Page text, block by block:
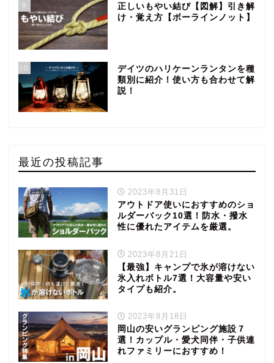
9
正しいもやい結び【図解】引き解
け・覚え方【ボーラインノット】
10
デイツのハリケーンランタンを種
類別に紹介！使い方も合わせて解
説！
最近の投稿記事
2023年8月31日
アウトドア使いにおすすめのショ
ルダーバック10選！防水・撥水
性に優れたアイテムを厳選。
2023年8月21日
【最強】キャンプで氷が溶けない
氷入れボトル7選！大容量や安い
タイプも紹介。
2023年8月18日
岡山の安いグランピング施設７
選！カップル・愛犬同伴・子供連
れファミリーにおすすめ！